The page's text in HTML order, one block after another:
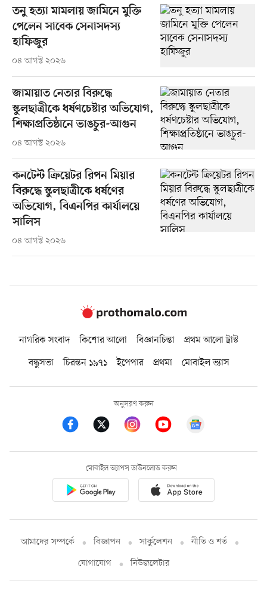
তনু হত্যা মামলায় জামিনে মুক্তি
পেলেন সাবেক সেনাসদস্য
হাফিজুর
০৪ আগস্ট ২০২৬
জামায়াত নেতার বিরুদ্ধে
স্কুলছাত্রীকে ধর্ষণচেষ্টার অভিযোগ,
শিক্ষাপ্রতিষ্ঠানে ভাঙচুর-আগুন
০৪ আগস্ট ২০২৬
কনটেন্ট ক্রিয়েটর রিপন মিয়ার
বিরুদ্ধে স্কুলছাত্রীকে ধর্ষণের
অভিযোগ, বিএনপির কার্যালয়ে
সালিস
০৪ আগস্ট ২০২৬
নাগরিক সংবাদ কিশোর আলো বিজ্ঞানচিন্তা
প্রথম আলো ট্রাস্ট
বন্ধুসভা
চিরন্তন ১৯৭১ ইপেপার প্রথমা মোবাইল ভ্যাস
অনুসরণ করুন
মোবাইল অ্যাপস ডাউনলোড করুন
আমাদের সম্পর্কে বিজ্ঞাপন সার্কুলেশন
নীতি ও শর্ত
যোগাযোগ
নিউজলেটার